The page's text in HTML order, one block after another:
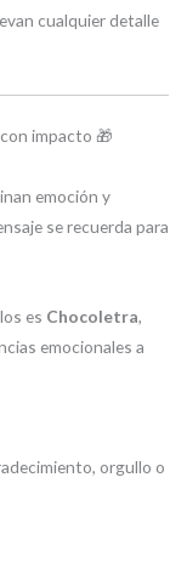
cualquier detalle
impacto 🎁
emoción y
se recuerda para
es Chocoletra,
emocionales a
orgullo o